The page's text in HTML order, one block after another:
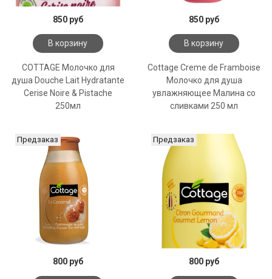
850 руб
В корзину
COTTAGE Молочко для
душа Douche Lait Hydratante
Cerise Noire & Pistache
250мл
850 руб
В корзину
Cottage Creme de Framboise
Молочко для душа
увлажняющее Малина со
сливками 250 мл
Предзаказ
800 руб
Предзаказ
800 руб